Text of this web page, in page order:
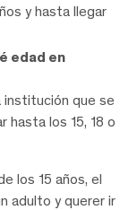
y hasta llegar
edad en
institución que se
hasta los 15, 18 o
los 15 años, el
adulto y querer ir